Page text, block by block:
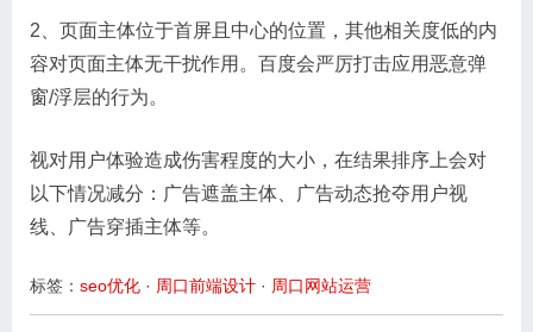
2、页面主体位于首屏且中心的位置，其他相关度低的内
容对页面主体无干扰作用。百度会严厉打击应用恶意弹
窗/浮层的行为。
视对用户体验造成伤害程度的大小，在结果排序上会对
以下情况减分：广告遮盖主体、广告动态抢夺用户视
线、广告穿插主体等。
标签： seo优化 · 周口前端设计 · 周口网站运营